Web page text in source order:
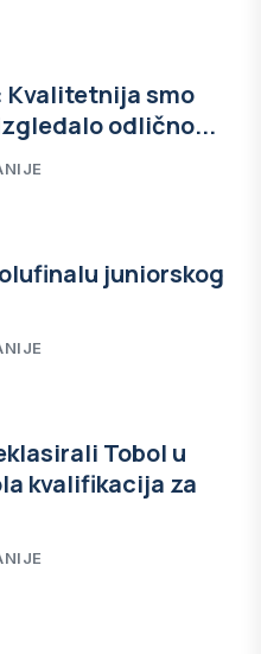
Kvalitetnija smo
odlično...
juniorskog
Tobol u
kvalifikacija za